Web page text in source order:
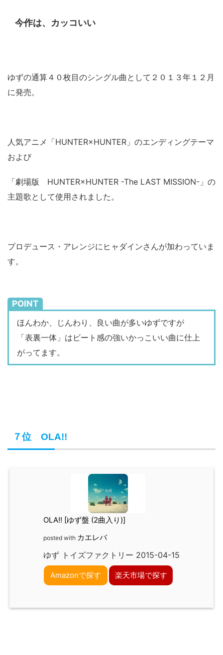
今作は、カッコいい
ゆずの通算４０枚目のシングル曲として２０１３年１２月
に発売。
人気アニメ「HUNTER×HUNTER」のエンディングテーマ
および
「劇場版 HUNTER×HUNTER -The LAST MISSION-」の
主題歌として使用されました。
プロデュース・アレンジにヒャダインさんが加わっていま
す。
POINT
ほんわか、じんわり、良い曲が多いゆずですが
「表裏一体」はビート感の強いかっこいい曲に仕上
がってます。
７位 OLA!!
OLA!! [ゆず盤 (2曲入り)]
posted with カエレバ
ゆず トイズファクトリー 2015-04-15
Amazonで探す 楽天市場で探す